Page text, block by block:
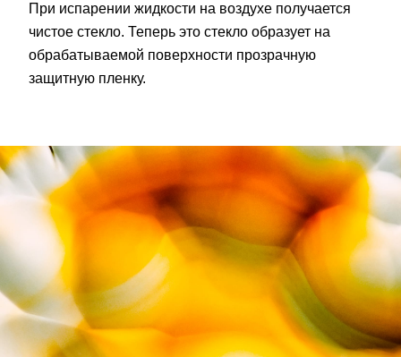
При испарении жидкости на воздухе получается
чистое стекло. Теперь это стекло образует на
обрабатываемой поверхности прозрачную
защитную пленку.